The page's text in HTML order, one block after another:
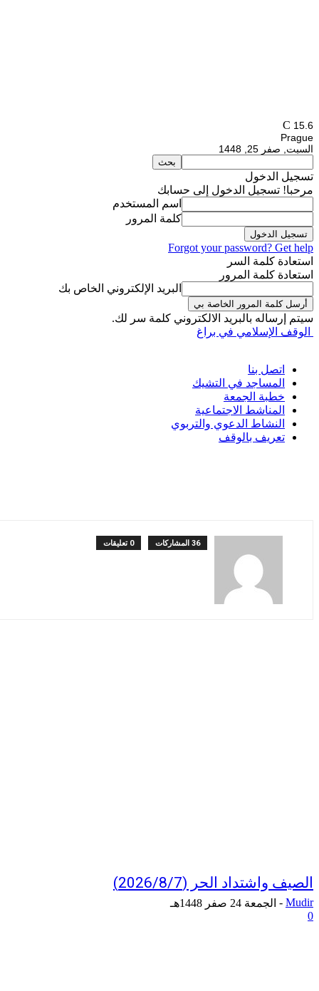
15.6
C
Prague
السبت, صفر 25, 1448
تسجيل الدخول
مرحبا! تسجيل الدخول إلى حسابك
اسم المستخدم
كلمة المرور
Forgot your password? Get help
استعادة كلمة السر
استعادة كلمة المرور
البريد الإلكتروني الخاص بك
سيتم إرساله بالبريد الالكتروني كلمة سر لك.
الوقف الإسلامي في براغ
اتصل بنا
المساجد في التشيك
خطبة الجمعة
المناشط الاجتماعية
النشاط الدعوي والتربوي
تعريف بالوقف
36 المشاركات 0 تعليقات
الصيف واشتداد الحر (2026/8/7)
Mudir
- الجمعة 24 صفر 1448هـ
0